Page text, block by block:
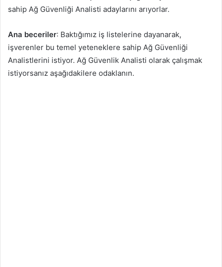
sahip Ağ Güvenliği Analisti adaylarını arıyorlar.
Ana beceriler: Baktığımız iş listelerine dayanarak,
işverenler bu temel yeteneklere sahip Ağ Güvenliği
Analistlerini istiyor. Ağ Güvenlik Analisti olarak çalışmak
istiyorsanız aşağıdakilere odaklanın.